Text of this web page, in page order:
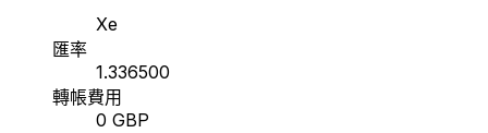
Xe
匯率
1.336500
轉帳費用
0 GBP